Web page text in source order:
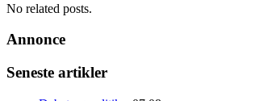
No related posts.
Annonce
Seneste artikler